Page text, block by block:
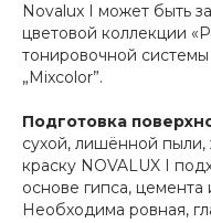
Novalux I может быть
цветовой коллекции
тонировочной
„Mixcolor”.
Подготовка
сухой, лишённой
краску NOVALUX I
основе гипса, цемента
Необходима ровная,